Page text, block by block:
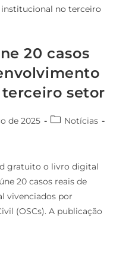
20 casos
setor
de 2025
Notícias
gratuito o livro digital
20 casos reais de
vivenciados por
(OSCs). A publicação